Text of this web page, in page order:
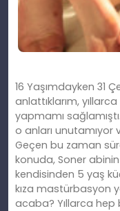
16 Yaşımdayken 31
anlattıklarım,
yapmamı
o anları unutamıyor
Geçen bu zaman
konuda, Soner
kendisinden 5 yaş
kıza mastürbasyon
acaba? Yıllarca hep